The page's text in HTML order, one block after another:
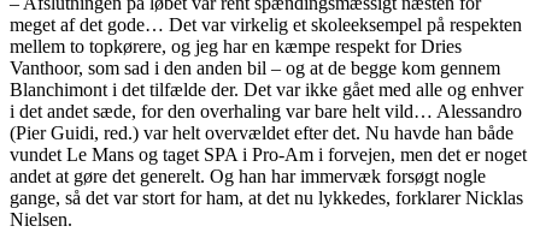
meget af det gode… Det var virkelig et skoleeksempel på respekten
mellem to topkørere, og jeg har en kæmpe respekt for Dries
Vanthoor, som sad i den anden bil – og at de begge kom gennem
Blanchimont i det tilfælde der. Det var ikke gået med alle og enhver
i det andet sæde, for den overhaling var bare helt vild… Alessandro
(Pier Guidi, red.) var helt overvældet efter det. Nu havde han både
vundet Le Mans og taget SPA i Pro-Am i forvejen, men det er noget
andet at gøre det generelt. Og han har immervæk forsøgt nogle
gange, så det var stort for ham, at det nu lykkedes, forklarer Nicklas
Nielsen.